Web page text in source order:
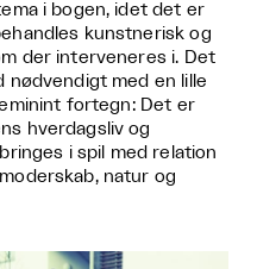
i bogen, idet det er
kunstnerisk og
der interveneres i. Det
nødvendigt med en lille
fortegn: Det er
hverdagsliv og
i spil med relation
natur og